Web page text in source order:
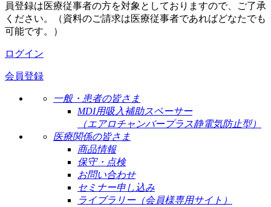
員登録は医療従事者の方を対象としておりますので、ご了承
ください。（資料のご請求は医療従事者であればどなたでも
可能です。）
ログイン
会員登録
一般・患者の皆さま
MDI用吸入補助スペーサー
（エアロチャンバープラス静電気防止型）
医療関係の皆さま
商品情報
保守・点検
お問い合わせ
セミナー申し込み
ライブラリー（会員様専用サイト）